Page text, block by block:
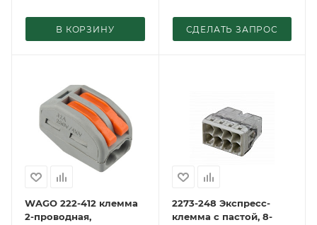
В КОРЗИНУ СДЕЛАТЬ ЗАПРОС
WAGO 222-412 клемма
2-проводная,
2273-248 Экcпресс-
клемма с пастой, 8-